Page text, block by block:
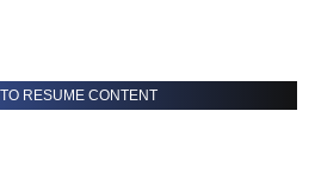
RESUME CONTENT